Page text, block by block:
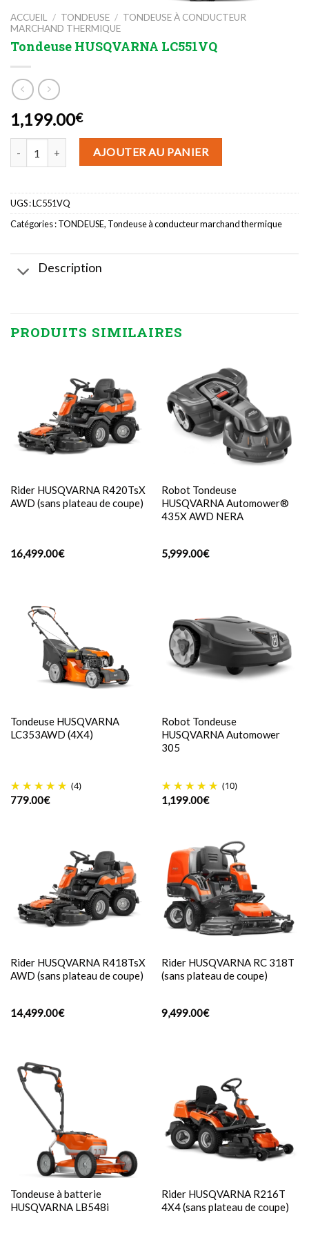
ACCUEIL / TONDEUSE / TONDEUSE À CONDUCTEUR
MARCHAND THERMIQUE
Tondeuse HUSQVARNA LC551VQ
1,199.00€
AJOUTER AU PANIER
UGS :LC551VQ
Catégories :TONDEUSE, Tondeuse à conducteur marchand thermique
Description
PRODUITS SIMILAIRES
Rider HUSQVARNA R420TsX
AWD (sans plateau de coupe)
16,499.00€
Robot Tondeuse
HUSQVARNA Automower®
435X AWD NERA
5,999.00€
Tondeuse HUSQVARNA
LC353AWD (4X4)
(4)
779.00€
Robot Tondeuse
HUSQVARNA Automower
305
(10)
1,199.00€
Rider HUSQVARNA R418TsX
AWD (sans plateau de coupe)
14,499.00€
Rider HUSQVARNA RC 318T
(sans plateau de coupe)
9,499.00€
Tondeuse à batterie
HUSQVARNA LB548i
Rider HUSQVARNA R216T
4X4 (sans plateau de coupe)